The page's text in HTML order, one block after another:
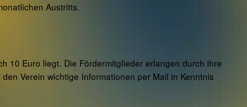
Austritts.
10 Euro liegt. Die Fördermitglieder erlangen durch ihre
Verein wichtige Informationen per Mail in Kenntnis